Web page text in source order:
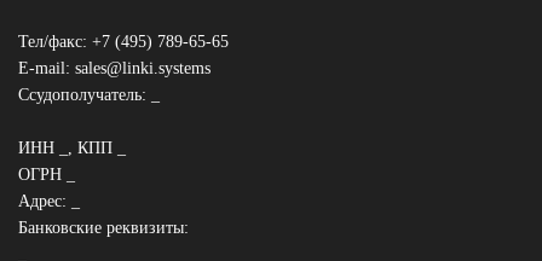
Тел/факс: +7 (495) 789-65-65
E-mail: sales@linki.systems
Ссудополучатель: _
ИНН _, КПП _
ОГРН _
Адрес: _
Банковские реквизиты: